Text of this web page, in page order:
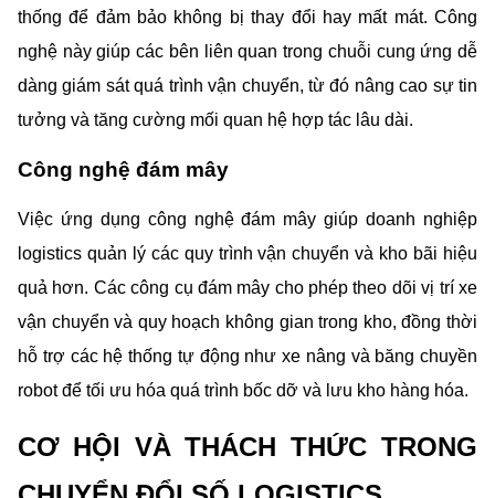
thống để đảm bảo không bị thay đổi hay mất mát. Công
nghệ này giúp các bên liên quan trong chuỗi cung ứng dễ
dàng giám sát quá trình vận chuyển, từ đó nâng cao sự tin
tưởng và tăng cường mối quan hệ hợp tác lâu dài.
Công nghệ đám mây
Việc ứng dụng công nghệ đám mây giúp doanh nghiệp
logistics quản lý các quy trình vận chuyển và kho bãi hiệu
quả hơn. Các công cụ đám mây cho phép theo dõi vị trí xe
vận chuyển và quy hoạch không gian trong kho, đồng thời
hỗ trợ các hệ thống tự động như xe nâng và băng chuyền
robot để tối ưu hóa quá trình bốc dỡ và lưu kho hàng hóa.
CƠ HỘI VÀ THÁCH THỨC TRONG